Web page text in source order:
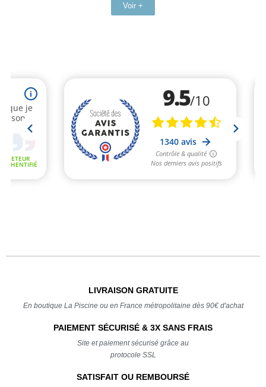
Voir +
LIVRAISON GRATUITE
En boutique La Piscine ou en France métropolitaine dès 90€ d'achat
PAIEMENT SÉCURISÉ & 3X SANS FRAIS
Site et paiement sécurisé grâce au
protocole SSL
SATISFAIT OU REMBOURSÉ